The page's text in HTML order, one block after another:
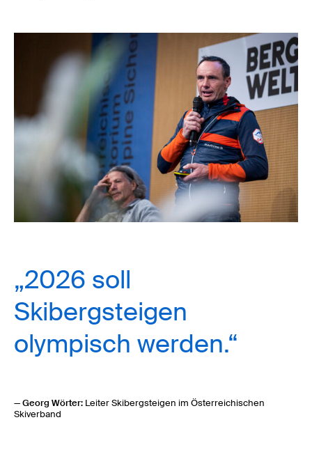
„2026 soll
Skibergsteigen
olympisch werden.“
— Georg Wörter: Leiter Skibergsteigen im Österreichischen
Skiverband